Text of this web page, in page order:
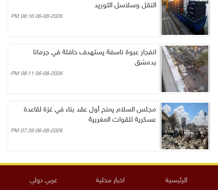
النقل وسلاسل التوريد
06-08-2026 08:16 PM
انفجار عبوة ناسفة يستهدف حافلة في جرمانا
بدمشق
06-08-2026 08:11 PM
مجلس السلام يمنح أول عقد بناء في غزة لقاعدة
عسكرية للقوات المغربية
06-08-2026 07:39 PM
الرئيسية اخبار محلية عربي دولي